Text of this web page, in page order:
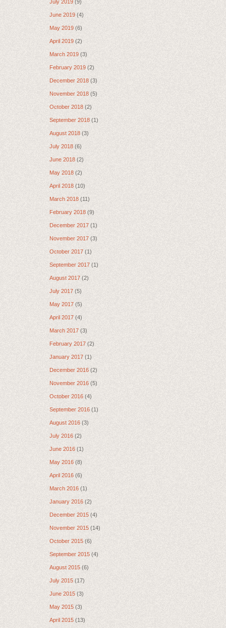
July 2019 (9)
June 2019 (4)
May 2019 (6)
April 2019 (2)
March 2019 (3)
February 2019 (2)
December 2018 (3)
November 2018 (5)
October 2018 (2)
September 2018 (1)
August 2018 (3)
July 2018 (6)
June 2018 (2)
May 2018 (2)
April 2018 (10)
March 2018 (11)
February 2018 (9)
December 2017 (1)
November 2017 (3)
October 2017 (1)
September 2017 (1)
August 2017 (2)
July 2017 (5)
May 2017 (5)
April 2017 (4)
March 2017 (3)
February 2017 (2)
January 2017 (1)
December 2016 (2)
November 2016 (5)
October 2016 (4)
September 2016 (1)
August 2016 (3)
July 2016 (2)
June 2016 (1)
May 2016 (8)
April 2016 (6)
March 2016 (1)
January 2016 (2)
December 2015 (4)
November 2015 (14)
October 2015 (6)
September 2015 (4)
August 2015 (6)
July 2015 (17)
June 2015 (3)
May 2015 (3)
April 2015 (13)